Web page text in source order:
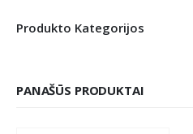
Produkto Kategorijos
PANAŠŪS PRODUKTAI